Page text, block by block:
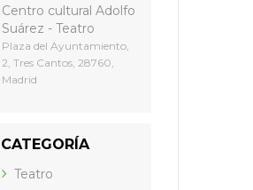
Centro cultural Adolfo
Suárez - Teatro
Plaza del Ayuntamiento,
2, Tres Cantos, 28760,
Madrid
CATEGORÍA
Teatro